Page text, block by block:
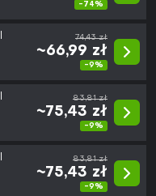
-74%
74,43 zł
~66,99 zł
-9%
83,81 zł
~75,43 zł
-9%
83,81 zł
~75,43 zł
-9%